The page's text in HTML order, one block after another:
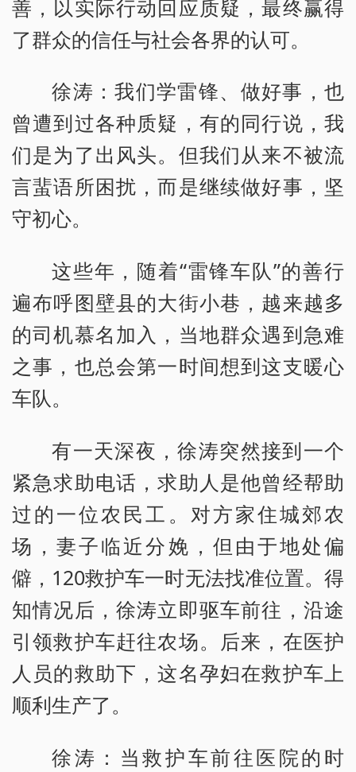
善，以实际行动回应质疑，最终赢得
了群众的信任与社会各界的认可。
徐涛：我们学雷锋、做好事，也
曾遭到过各种质疑，有的同行说，我
们是为了出风头。但我们从来不被流
言蜚语所困扰，而是继续做好事，坚
守初心。
这些年，随着“雷锋车队”的善行
遍布呼图壁县的大街小巷，越来越多
的司机慕名加入，当地群众遇到急难
之事，也总会第一时间想到这支暖心
车队。
有一天深夜，徐涛突然接到一个
紧急求助电话，求助人是他曾经帮助
过的一位农民工。对方家住城郊农
场，妻子临近分娩，但由于地处偏
僻，120救护车一时无法找准位置。得
知情况后，徐涛立即驱车前往，沿途
引领救护车赶往农场。后来，在医护
人员的救助下，这名孕妇在救护车上
顺利生产了。
徐涛：当救护车前往医院的时